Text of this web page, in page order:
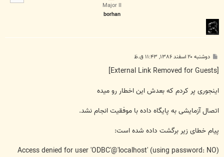
Major II
borhan
پ
ت
دوشنبه ۲۰ اسفند ۱۳۸۶, ۱۱:۴۳ ق.ظ
اینجوری پر کردم که بعدش این اخطار رو میده
اتصال آزمايشی به پايگاه داده با موفقيت انجام نشد.
پيام خطای زير برگشت داده شده است:
Access denied for user 'ODBC'@'localhost' (using password: NO)